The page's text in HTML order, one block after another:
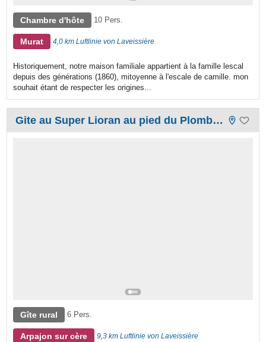
Chambre d'hôte 10 Pers.
Murat 4,0 km Luftlinie von Laveissière
Historiquement, notre maison familiale appartient à la famille lescal
depuis des générations (1860), mitoyenne à l'escale de camille. mon
souhait étant de respecter les origines...
Gite au Super Lioran au pied du Plomb du Cantal
Gîte rural 6 Pers.
Arpajon sur cère 9,3 km Luftlinie von Laveissière